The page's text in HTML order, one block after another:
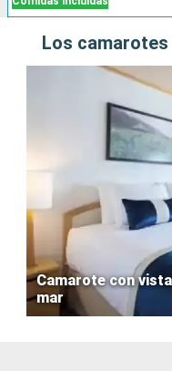
Los camarotes
Camarote con vista
mar